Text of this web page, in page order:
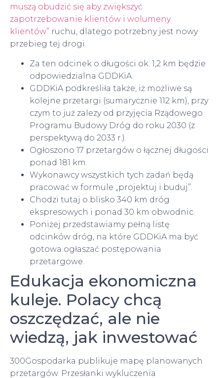
muszą obudzić się aby zwiększyć
zapotrzebowanie klientów i wolumeny
klientów” ruchu, dlatego potrzebny jest nowy
przebieg tej drogi.
Za ten odcinek o długości ok. 1,2 km będzie
odpowiedzialna GDDKiA.
GDDKiA podkreśliła także, iż możliwe są
kolejne przetargi (sumarycznie 112 km), przy
czym to już zalezy od przyjęcia Rządowego
Programu Budowy Dróg do roku 2030 (z
perspektywą do 2033 r.).
Ogłoszono 17 przetargów o łącznej długości
ponad 181 km.
Wykonawcy wszystkich tych zadań będą
pracować w formule „projektuj i buduj”.
Chodzi tutaj o blisko 340 km dróg
ekspresowych i ponad 30 km obwodnic.
Poniżej przedstawiamy pełną listę
odcinków dróg, na które GDDKiA ma być
gotowa ogłaszać postępowania
przetargowe.
Edukacja ekonomiczna
kuleje. Polacy chcą
oszczędzać, ale nie
wiedzą, jak inwestować
300Gospodarka publikuje mapę planowanych
przetargów. Przesłanki wykluczenia